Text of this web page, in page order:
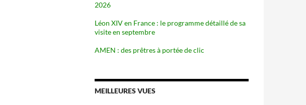
2026
Léon XIV en France : le programme détaillé de sa
visite en septembre
AMEN : des prêtres à portée de clic
MEILLEURES VUES